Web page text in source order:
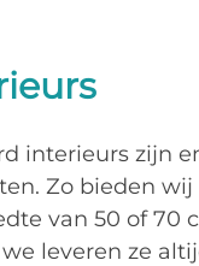
interieurs zijn
Zo bieden
van 50 of 70
leveren ze